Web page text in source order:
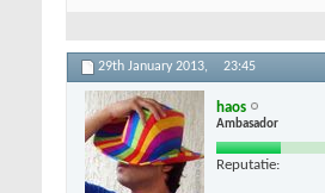
29th January 2013, 23:45
haos
Ambasador
Reputatie: